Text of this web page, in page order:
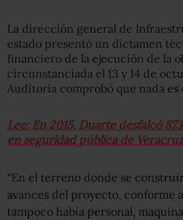
La dirección general de
estado presentó un dictamen
financiero de la ejecución de la
circunstanciada el 13 y 14 de
Auditoría comprobó que nada es
Lee: En 2015, Duarte desfalcó
en seguridad pública de
“En el terreno donde se
avances del proyecto, conforme
tampoco había personal,